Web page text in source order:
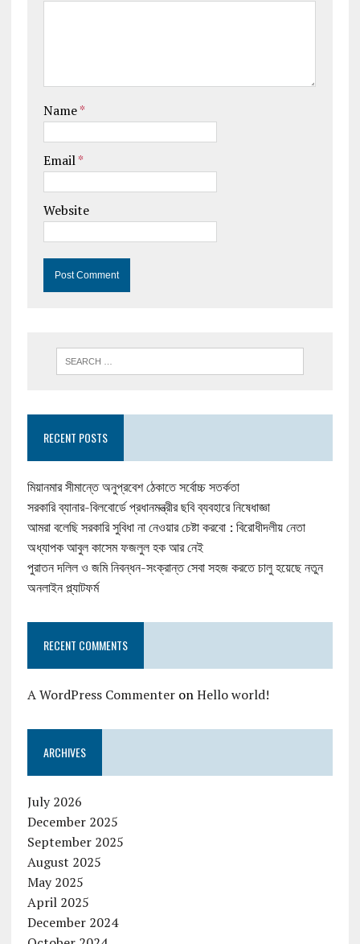
Name*
Email*
Website
RECENT POSTS
মিয়ানমার সীমান্তে অনুপ্রবেশ ঠেকাতে সর্বোচ্চ সতর্কতা
সরকারি ব্যানার-বিলবোর্ডে প্রধানমন্ত্রীর ছবি ব্যবহারে নিষেধাজ্ঞা
আমরা বলেছি সরকারি সুবিধা না নেওয়ার চেষ্টা করবো : বিরোধীদলীয় নেতা
অধ্যাপক আবুল কাসেম ফজলুল হক আর নেই
পুরাতন দলিল ও জমি নিবন্ধন-সংক্রান্ত সেবা সহজ করতে চালু হয়েছে নতুন
অনলাইন প্ল্যাটফর্ম
RECENT COMMENTS
A WordPress CommenteronHello world!
ARCHIVES
July 2026
December 2025
September 2025
August 2025
May 2025
April 2025
December 2024